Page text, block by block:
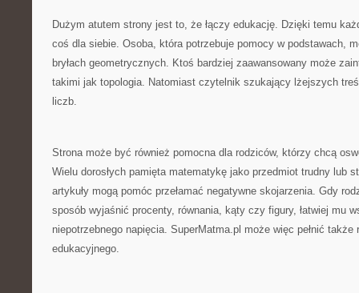
Dużym atutem strony jest to, że łączy edukację. Dzięki temu
coś dla siebie. Osoba, która potrzebuje pomocy w podstawach,
bryłach geometrycznych. Ktoś bardziej zaawansowany może
takimi jak topologia. Natomiast czytelnik szukający lżejszych
liczb.
Strona może być również pomocna dla rodziców, którzy chcą
Wielu dorosłych pamięta matematykę jako przedmiot trudny lub
artykuły mogą pomóc przełamać negatywne skojarzenia. Gdy
sposób wyjaśnić procenty, równania, kąty czy figury, łatwiej mu
niepotrzebnego napięcia. SuperMatma.pl może więc pełnić także
edukacyjnego.